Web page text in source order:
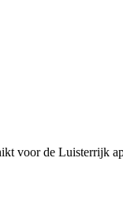
voor de Luisterrijk